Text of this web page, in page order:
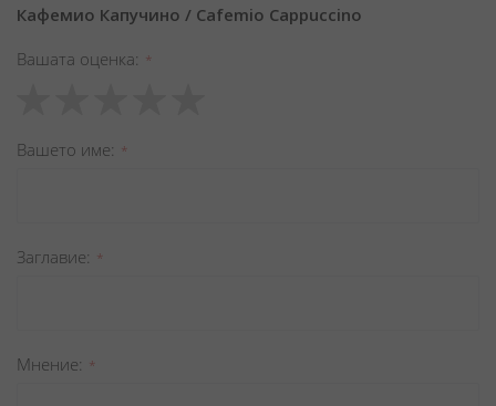
Кафемио Капучино / Cafemio Cappuccino
Вашата оценка
star
stars
stars
stars
stars
Вашето име
Заглавиe
Мнение